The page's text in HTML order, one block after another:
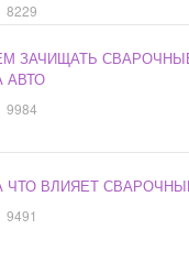
8229
ЗАЧИЩАТЬ
АВТО
9984
ЧТО ВЛИЯЕТ
9491